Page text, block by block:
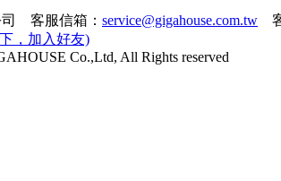
承德加盟店 台北市大同區承德路一段
鎮加盟店 宜蘭縣冬山鄉冬山路五段239號
客服信箱： service@gigahouse.com.tw
，加入好友)
Co.,Ltd, All Rights reserved